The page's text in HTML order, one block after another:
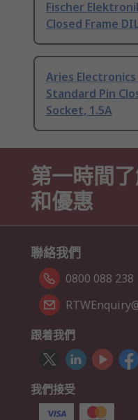
Fischer
Closed Frame
Aries
Standard Pin
Socket, 1.5A
第一時間
和優惠
聯絡我們
0800 088 238
跟着我們
我們接受